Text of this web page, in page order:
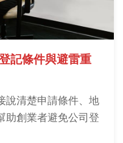
記條件與避雷重
說清楚申請條件、地
助創業者避免公司登